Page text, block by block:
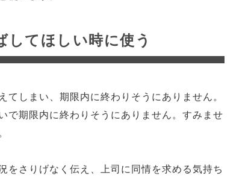
てほしい時に使う
しまい、期限内に終わりそうにありません。
で期限内に終わりそうにありません。すみませ
をさりげなく伝え、上司に同情を求める気持ち